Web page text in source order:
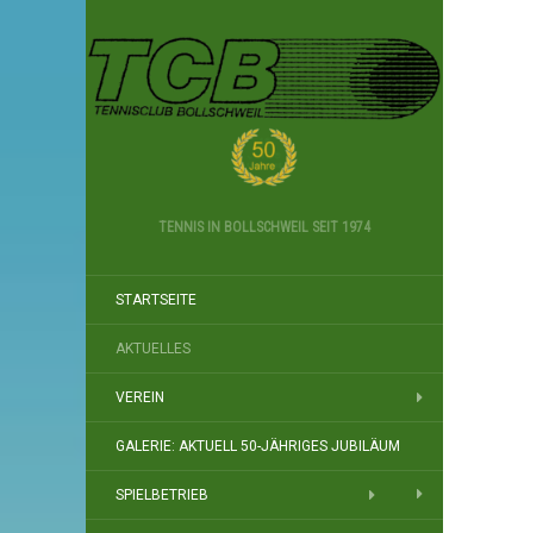
TENNIS IN BOLLSCHWEIL SEIT 1974
STARTSEITE
AKTUELLES
VEREIN
GALERIE: AKTUELL 50-JÄHRIGES JUBILÄUM
SPIELBETRIEB